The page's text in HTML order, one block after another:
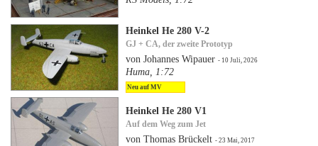
Heinkel He 280 V-2
GJ + CA, der zweite Prototyp
von Johannes Wipauer- 10 Juli, 2026
Huma, 1:72
Neu auf MV
Heinkel He 280 V1
Auf dem Weg zum Jet
von Thomas Brückelt- 23 Mai, 2017